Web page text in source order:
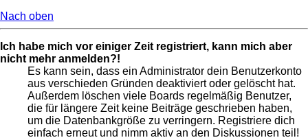
Nach oben
Ich habe mich vor einiger Zeit registriert, kann mich aber
nicht mehr anmelden?!
Es kann sein, dass ein Administrator dein Benutzerkonto
aus verschieden Gründen deaktiviert oder gelöscht hat.
Außerdem löschen viele Boards regelmäßig Benutzer,
die für längere Zeit keine Beiträge geschrieben haben,
um die Datenbankgröße zu verringern. Registriere dich
einfach erneut und nimm aktiv an den Diskussionen teil!